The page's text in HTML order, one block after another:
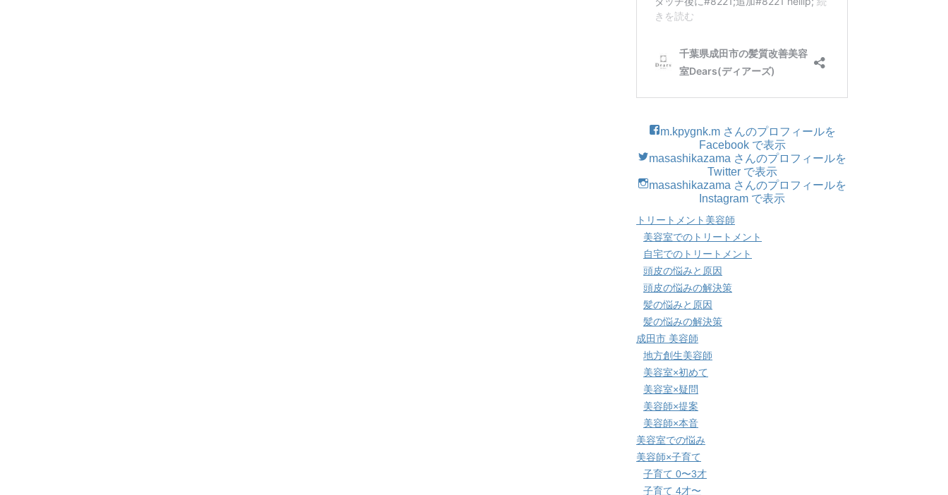
m.kpygnk.m さんのプロフィールを
Facebook で表示
masashikazama さんのプロフィールを
Twitter で表示
masashikazama さんのプロフィールを
Instagram で表示
トリートメント美容師
美容室でのトリートメント
自宅でのトリートメント
頭皮の悩みと原因
頭皮の悩みの解決策
髪の悩みと原因
髪の悩みの解決策
成田市 美容師
地方創生美容師
美容室×初めて
美容室×疑問
美容師×提案
美容師×本音
美容室での悩み
美容師×子育て
子育て 0〜3才
子育て 4才〜